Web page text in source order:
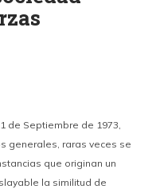
de Septiembre de 1973,
generales, raras veces se
que originan un
la similitud de